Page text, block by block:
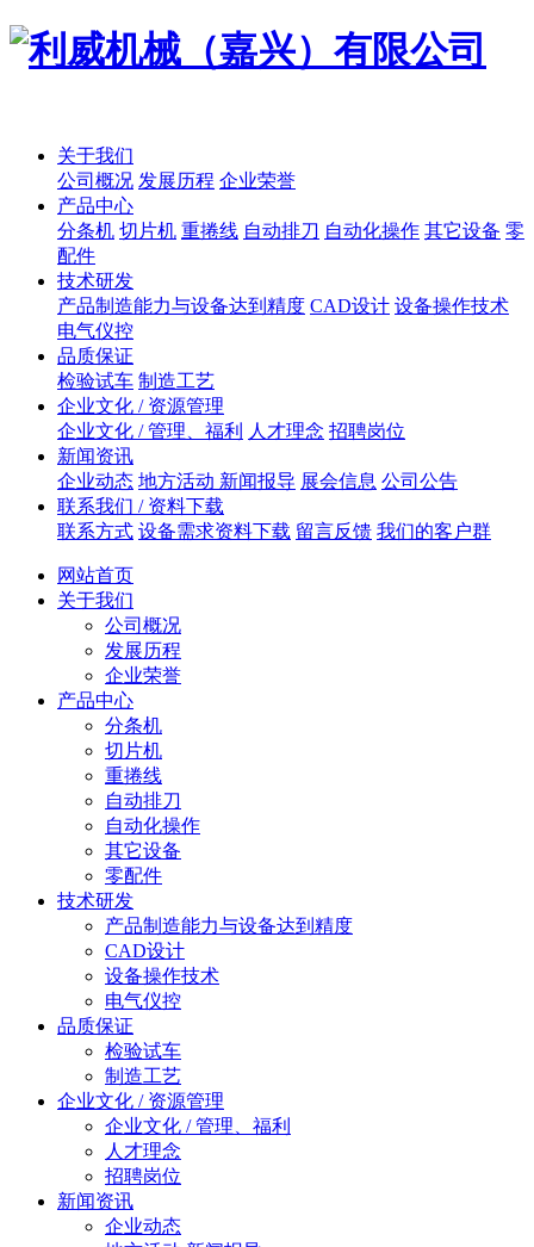
关于我们
公司概况 发展历程 企业荣誉
产品中心
分条机 切片机 重捲线 自动排刀 自动化操作 其它设备 零
配件
技术研发
产品制造能力与设备达到精度 CAD设计 设备操作技术
电气仪控
品质保证
检验试车 制造工艺
企业文化 / 资源管理
企业文化 / 管理、福利
人才理念 招聘岗位
新闻资讯
企业动态 地方活动 新闻报导 展会信息 公司公告
联系我们 / 资料下载
联系方式 设备需求资料下载 留言反馈 我们的客户群
网站首页
关于我们
公司概况
发展历程
企业荣誉
产品中心
分条机
切片机
重捲线
自动排刀
自动化操作
其它设备
零配件
技术研发
产品制造能力与设备达到精度
CAD设计
设备操作技术
电气仪控
品质保证
检验试车
制造工艺
企业文化 / 资源管理
企业文化 / 管理、福利
人才理念
招聘岗位
新闻资讯
企业动态